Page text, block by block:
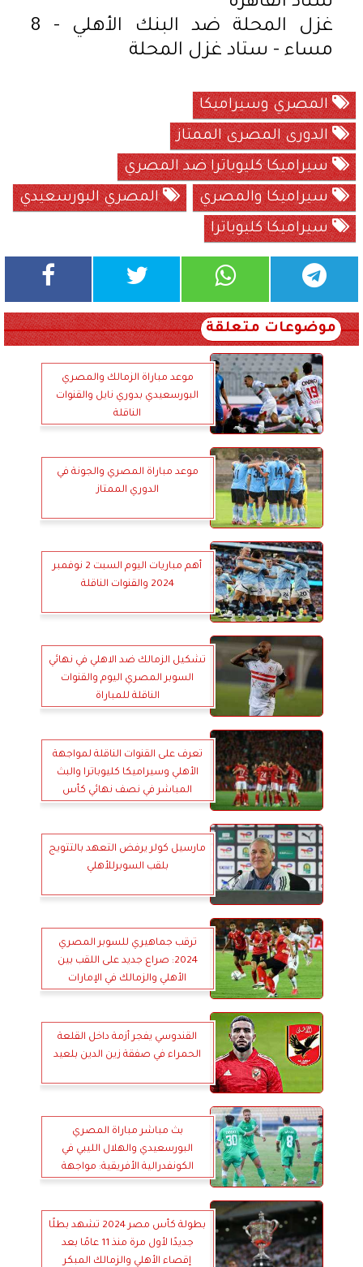
غزل المحلة ضد البنك الأهلي - 8
مساء - ستاد غزل المحلة
المصري وسيراميكا
الدورى المصرى الممتاز
سيراميكا كليوباترا ضد المصري
سيراميكا والمصري
المصري البورسعيدي
سيراميكا كليوباترا
موضوعات متعلقة
موعد مباراة الزمالك والمصري
البورسعيدي بدوري نايل والقنوات
الناقلة
موعد مباراة المصري والجونة في
الدوري الممتاز
أهم مباريات اليوم السبت 2 نوفمبر
2024 والقنوات الناقلة
تشكيل الزمالك ضد الاهلي في نهائي
السوبر المصري اليوم والقنوات
الناقلة للمباراة
تعرف على القنوات الناقلة لمواجهة
الأهلي وسيراميكا كليوباترا والبث
المباشر في نصف نهائي كأس
مارسيل كولر يرفض التعهد بالتتويج
بلقب السوبرللأهلي
ترقب جماهيري للسوبر المصري
2024: صراع جديد على اللقب بين
الأهلي والزمالك في الإمارات
القندوسي يفجر أزمة داخل القلعة
الحمراء في صفقة زين الدين بلعيد
بث مباشر مباراة المصري
البورسعيدي والهلال الليبي في
الكونفدرالية الأفريقية: مواجهة
بطولة كأس مصر 2024 تشهد بطلًا
جديدًا لأول مرة منذ 11 عامًا بعد
إقصاء الأهلي والزمالك المبكر